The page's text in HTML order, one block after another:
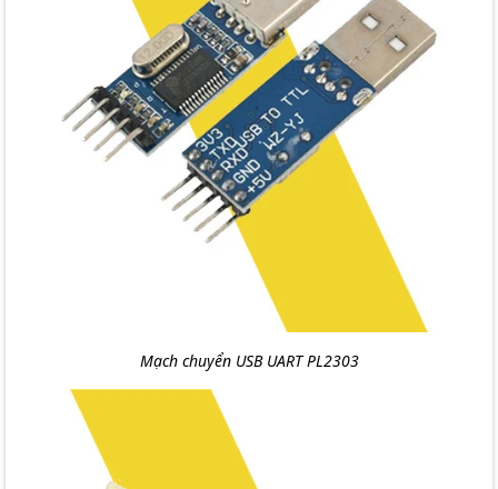
Mạch chuyển USB UART PL2303